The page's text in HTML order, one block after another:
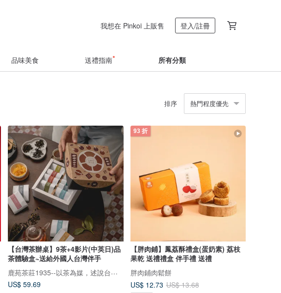
我想在 Pinkoi 上販售 登入/註冊
品味美食 送禮指南 所有分類
排序 熱門程度優先
【台灣茶辦桌】9茶+4影片(中英日)品
茶體驗盒~送給外國人台灣伴手
鹿苑茶莊1935--以茶為媒，述說台灣島嶼的故事與溫暖
US$ 59.69
93 折
【胖肉鋪】鳳荔酥禮盒(蛋奶素) 荔枝
果乾 送禮禮盒 伴手禮 送禮
胖肉鋪肉鬆餅
US$ 12.73 US$ 13.68